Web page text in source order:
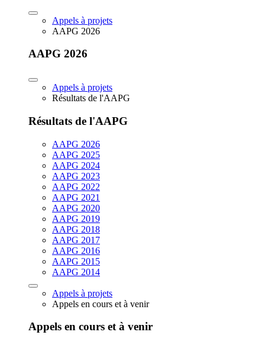
Appels à projets
AAPG 2026
AAPG 2026
Appels à projets
Résultats de l'AAPG
Résultats de l'AAPG
AAPG 2026
AAPG 2025
AAPG 2024
AAPG 2023
AAPG 2022
AAPG 2021
AAPG 2020
AAPG 2019
AAPG 2018
AAPG 2017
AAPG 2016
AAPG 2015
AAPG 2014
Appels à projets
Appels en cours et à venir
Appels en cours et à venir